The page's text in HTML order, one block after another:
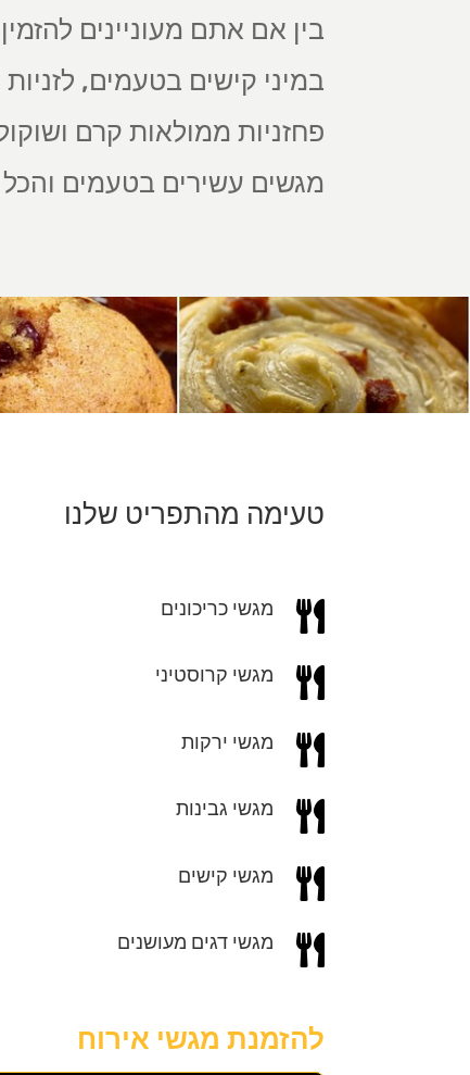
בין אם אתם מעוניינים
במיני קישים בטעמים,
פחזניות ממולאות קרם
מגשים עשירים בטעמים והכל
טעימה מהתפריט שלנו
 מגשי כריכונים
 מגשי קרוסטיני
 מגשי ירקות
 מגשי גבינות
 מגשי קישים
 מגשי דגים מעושנים
להזמנת מגשי אירוח